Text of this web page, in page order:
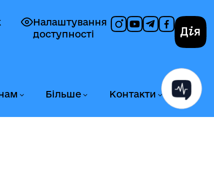
Налаштування
доступності
Більше Контакти